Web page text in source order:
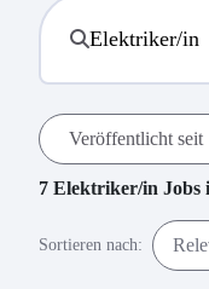
Veröffentlicht seit
7 Elektriker/in Jobs
Sortieren nach: